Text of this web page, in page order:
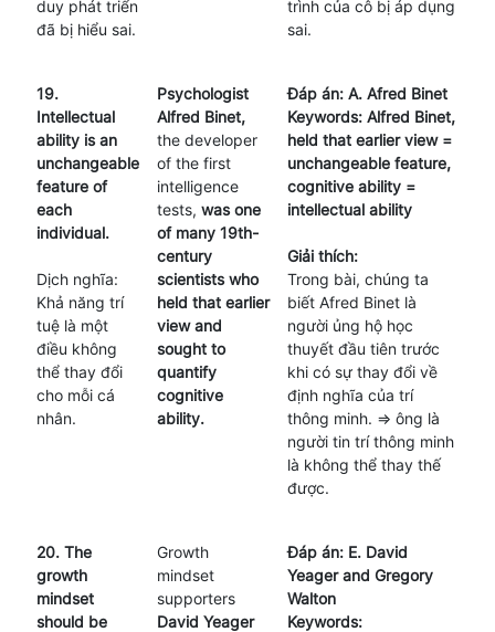
duy phát triển
đã bị hiểu sai.
trình của cô bị áp dụng
sai.
19.
Intellectual
ability is an
unchangeable
feature of
each
individual.
Dịch nghĩa:
Khả năng trí
tuệ là một
điều không
thể thay đổi
cho mỗi cá
nhân.
Psychologist
Alfred Binet,
the developer
of the first
intelligence
tests, was one
of many 19th-
century
scientists who
held that earlier
view and
sought to
quantify
cognitive
ability.
Đáp án: A. Afred Binet
Keywords: Alfred Binet,
held that earlier view =
unchangeable feature,
cognitive ability =
intellectual ability
Giải thích:
Trong bài, chúng ta
biết Afred Binet là
người ủng hộ học
thuyết đầu tiên trước
khi có sự thay đổi về
định nghĩa của trí
thông minh. => ông là
người tin trí thông minh
là không thể thay thế
được.
20. The
growth
mindset
should be
Growth
mindset
supporters
David Yeager
Đáp án: E. David
Yeager and Gregory
Walton
Keywords: